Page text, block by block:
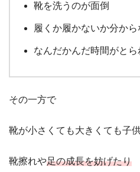
靴を洗うのが面倒
履くか履かないか分か
なんだかんだ時間がとら
その一方で
靴が小さくても大きくても子
靴擦れや足の成長を妨げたり